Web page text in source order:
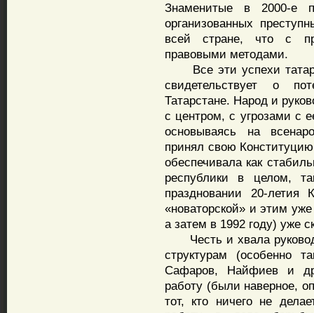
Знаменитые в 2000-е
организованных
всей стране, что с
правовыми методами.
Все эти успехи
свидетельствует о
Татарстане. Народ и
с центром, с угрозами с
основываясь на
принял свою
обеспечивала как
республики в целом,
праздновании 20-летия
«новаторской» и этим
а затем в 1992 году) уже
Честь и хвала
структурам (особенно
Сафаров, Найфиев и
работу (были наверное,
тот, кто ничего не